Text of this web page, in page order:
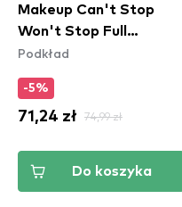
Makeup Can't Stop
Won't Stop Full
Coverage
Podkład
-5%
71,24 zł 74,99 zł
Do koszyka